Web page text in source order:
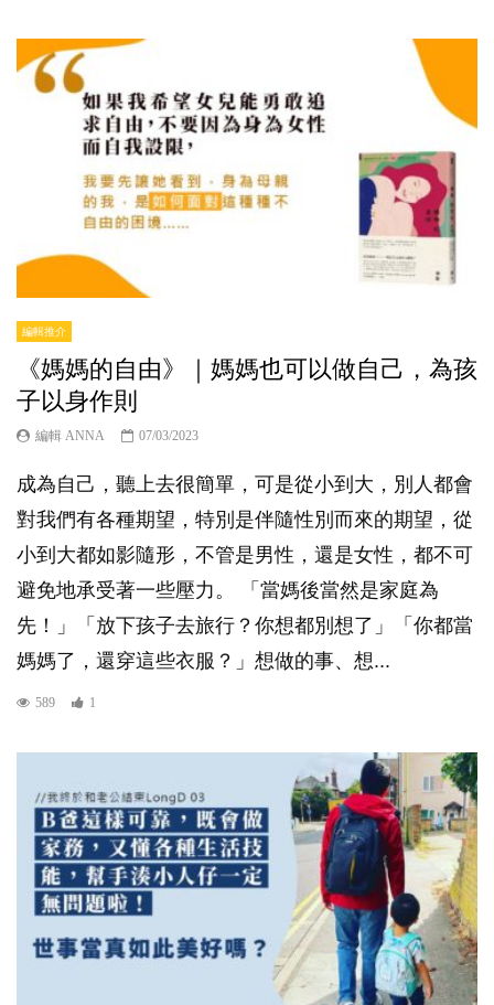
編輯推介
《媽媽的自由》｜媽媽也可以做自己，為孩
子以身作則
編輯 ANNA 07/03/2023
成為自己，聽上去很簡單，可是從小到大，別人都會
對我們有各種期望，特別是伴隨性別而來的期望，從
小到大都如影隨形，不管是男性，還是女性，都不可
避免地承受著一些壓力。 「當媽後當然是家庭為
先！」「放下孩子去旅行？你想都別想了」「你都當
媽媽了，還穿這些衣服？」想做的事、想...
589 1